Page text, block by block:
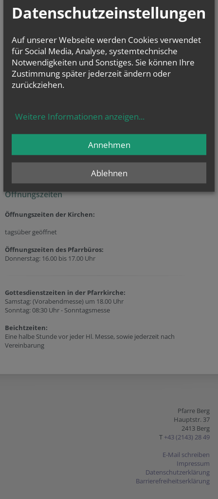
Die alte Kirche, den hl. Peter und hl. Paul geweiht, stand hoch über den
damaligen Wohnhäusern, im so genannten Akazienwäldchen.
Das Baujahr der alten Bergkirche ist unbekannt, reicht jedoch sehr weit
Gedenkstein und die Peter & Paul Kapelle erinnert. Die Kirche hatte
unter wiederholten Blitzschlägen schwer zu leiden und auch die Kriege
sind nicht spurlos an ihr vorübergegangen.
Sie haben Fragen zu
… Firmung(weitereInfos...)
… Beerdigung(weitereInfos...)
oder allgemeine Fragen? Dann kontaktieren Sie als erste Anlaufstelle
Öffnungszeiten
Öffnungszeiten der Kirchen:
tagsüber geöffnet
Öffnungszeiten des Pfarrbüros:
Donnerstag: 16.00 bis 17.00 Uhr
Gottesdienstzeiten in der Pfarrkirche:
Samstag: (Vorabendmesse) um 18.00 Uhr
Sonntag: 08:30 Uhr - Sonntagsmesse
Beichtzeiten:
Eine halbe Stunde vor jeder Hl. Messe, sowie jederzeit nach
Vereinbarung
Pfarre Berg
Hauptstr. 37
2413 Berg
T +43 (2143) 28 49
E-Mail schreiben
Impressum
Datenschutzerklärung
Barrierefreiheitserklärung
Datenschutzeinstellungen
Auf unserer Webseite werden Cookies verwendet
für Social Media, Analyse, systemtechnische
Notwendigkeiten und Sonstiges. Sie können Ihre
Zustimmung später jederzeit ändern oder
zurückziehen.
Weitere Informationen anzeigen...
Ablehnen
Annehmen